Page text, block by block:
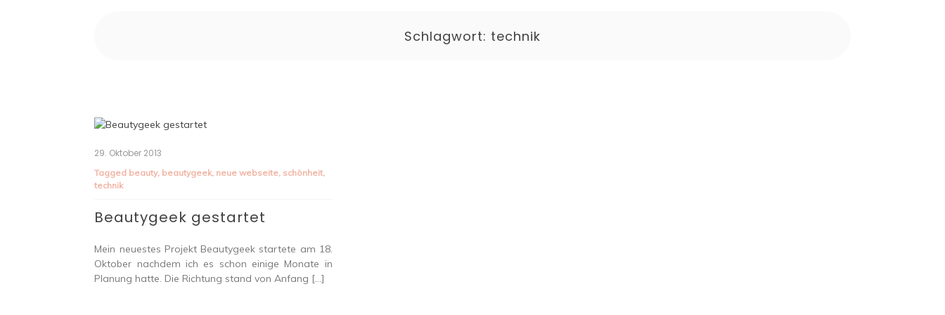
Schlagwort: technik
29. Oktober 2013
Tagged beauty, beautygeek, neue webseite, schönheit,
technik
Beautygeek gestartet
Mein neuestes Projekt Beautygeek startete am 18.
Oktober nachdem ich es schon einige Monate in
Planung hatte. Die Richtung stand von Anfang […]